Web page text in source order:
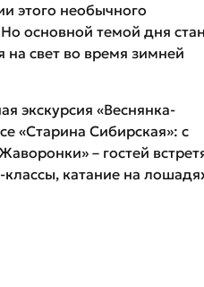
этого необычного
основной темой дня
свет во время зимней
экскурсия «Веснянка-
«Старина Сибирская»: с
– гостей
катание на